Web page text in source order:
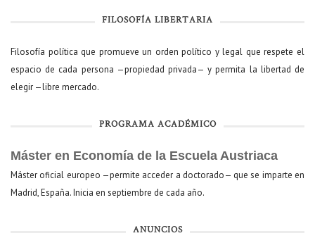
FILOSOFÍA LIBERTARIA
Filosofía política que promueve un orden político y legal que respete el
espacio de cada persona —propiedad privada— y permita la libertad de
elegir —libre mercado.
PROGRAMA ACADÉMICO
Máster en Economía de la Escuela Austriaca
Máster oficial europeo —permite acceder a doctorado— que se imparte en
Madrid, España. Inicia en septiembre de cada año.
ANUNCIOS